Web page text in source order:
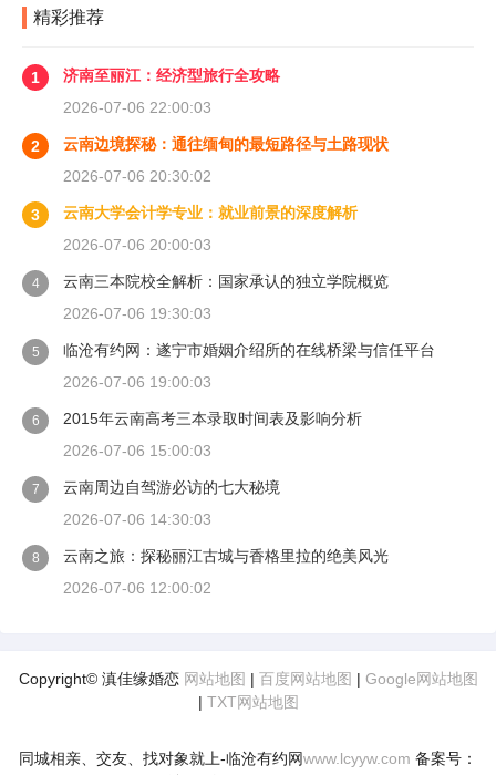
精彩推荐
1
济南至丽江：经济型旅行全攻略
2026-07-06 22:00:03
2
云南边境探秘：通往缅甸的最短路径与土路现状
2026-07-06 20:30:02
3
云南大学会计学专业：就业前景的深度解析
2026-07-06 20:00:03
4
云南三本院校全解析：国家承认的独立学院概览
2026-07-06 19:30:03
5
临沧有约网：遂宁市婚姻介绍所的在线桥梁与信任平台
2026-07-06 19:00:03
6
2015年云南高考三本录取时间表及影响分析
2026-07-06 15:00:03
7
云南周边自驾游必访的七大秘境
2026-07-06 14:30:03
8
云南之旅：探秘丽江古城与香格里拉的绝美风光
2026-07-06 12:00:02
Copyright© 滇佳缘婚恋 网站地图 | 百度网站地图 | Google网站地图
| TXT网站地图
同城相亲、交友、找对象就上-临沧有约网www.lcyyw.com 备案号：